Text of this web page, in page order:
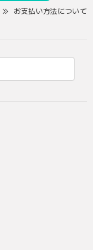
お支払い方法について